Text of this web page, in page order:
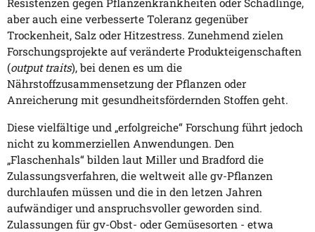
Resistenzen gegen Pflanzenkrankheiten oder Schädlinge,
aber auch eine verbesserte Toleranz gegenüber
Trockenheit, Salz oder Hitzestress. Zunehmend zielen
Forschungsprojekte auf veränderte Produkteigenschaften
(output traits), bei denen es um die
Nährstoffzusammensetzung der Pflanzen oder
Anreicherung mit gesundheitsfördernden Stoffen geht.
Diese vielfältige und „erfolgreiche“ Forschung führt jedoch
nicht zu kommerziellen Anwendungen. Den
„Flaschenhals“ bilden laut Miller und Bradford die
Zulassungsverfahren, die weltweit alle gv-Pflanzen
durchlaufen müssen und die in den letzen Jahren
aufwändiger und anspruchsvoller geworden sind.
Zulassungen für gv-Obst- oder Gemüsesorten - etwa